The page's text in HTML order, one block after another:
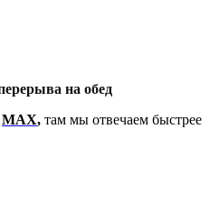
на обед
MAX, там мы отвечаем быстрее